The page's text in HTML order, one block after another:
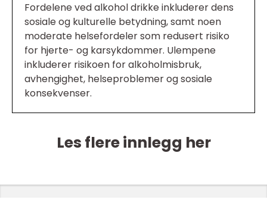
Fordelene ved alkohol drikke inkluderer dens
sosiale og kulturelle betydning, samt noen
moderate helsefordeler som redusert risiko
for hjerte- og karsykdommer. Ulempene
inkluderer risikoen for alkoholmisbruk,
avhengighet, helseproblemer og sosiale
konsekvenser.
Les flere innlegg her